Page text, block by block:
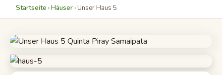
Startseite ›Häuser› Unser Haus 5